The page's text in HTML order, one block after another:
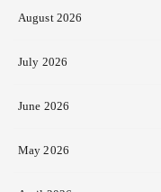
August 2026
July 2026
June 2026
May 2026